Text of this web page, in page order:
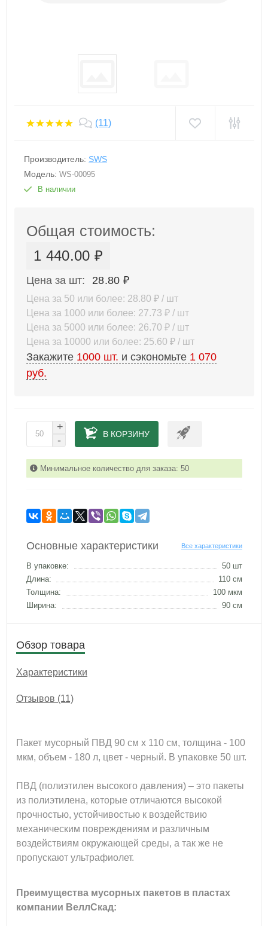
(11)
Производитель: SWS
Модель: WS-00095
В наличии
Общая стоимость:
1 440.00 ₽
Цена за шт: 28.80 ₽
Цена за 50 или более: 28.80 ₽ / шт
Цена за 1000 или более: 27.73 ₽ / шт
Цена за 5000 или более: 26.70 ₽ / шт
Цена за 10000 или более: 25.60 ₽ / шт
Закажите 1000 шт. и сэкономьте 1 070
руб.
+
-
В КОРЗИНУ
Минимальное количество для заказа: 50
Основные характеристики Все характеристики
В упаковке:
50 шт
Длина:
110 см
Толщина:
100 мкм
Ширина:
90 см
Обзор товара
Характеристики
Отзывов (11)
Пакет мусорный ПВД 90 см х 110 см, толщина - 100
мкм, объем - 180 л, цвет - черный. В упаковке 50 шт.
ПВД (полиэтилен высокого давления) – это пакеты
из полиэтилена, которые отличаются высокой
прочностью, устойчивостью к воздействию
механическим повреждениям и различным
воздействиям окружающей среды, а так же не
пропускают ультрафиолет.
Преимущества мусорных пакетов в пластах
компании ВеллСкад: